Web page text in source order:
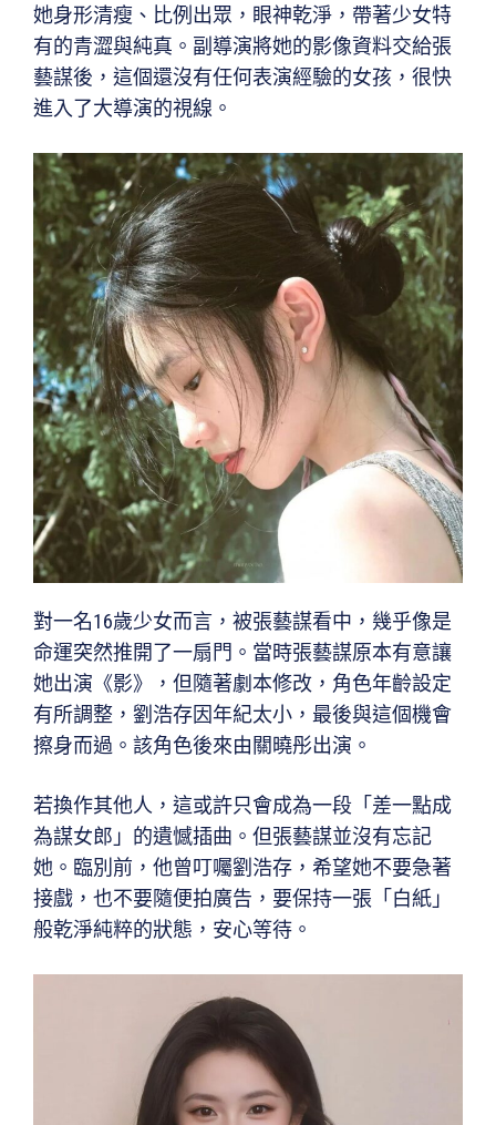
她身形清瘦、比例出眾，眼神乾淨，帶著少女特
有的青澀與純真。副導演將她的影像資料交給張
藝謀後，這個還沒有任何表演經驗的女孩，很快
進入了大導演的視線。
對一名16歲少女而言，被張藝謀看中，幾乎像是
命運突然推開了一扇門。當時張藝謀原本有意讓
她出演《影》，但隨著劇本修改，角色年齡設定
有所調整，劉浩存因年紀太小，最後與這個機會
擦身而過。該角色後來由關曉彤出演。
若換作其他人，這或許只會成為一段「差一點成
為謀女郎」的遺憾插曲。但張藝謀並沒有忘記
她。臨別前，他曾叮囑劉浩存，希望她不要急著
接戲，也不要隨便拍廣告，要保持一張「白紙」
般乾淨純粹的狀態，安心等待。